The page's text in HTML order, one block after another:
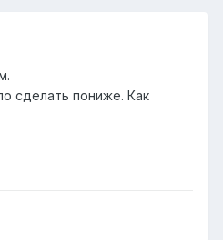
сделать пониже. Как